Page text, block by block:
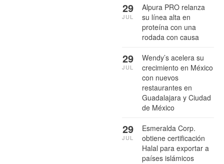
Alpura PRO relanza
su línea alta en
proteína con una
rodada con causa
29
JUL
Wendy’s acelera su
crecimiento en México
con nuevos
restaurantes en
Guadalajara y Ciudad
de México
29
JUL
Esmeralda Corp.
obtiene certificación
Halal para exportar a
países islámicos
29
JUL